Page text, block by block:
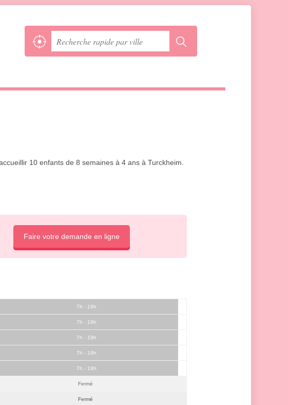
10 enfants de 8 semaines à 4 ans à Turckheim.
Faire votre demande en ligne
7h - 19h
7h - 19h
7h - 19h
7h - 19h
7h - 19h
Fermé
Fermé